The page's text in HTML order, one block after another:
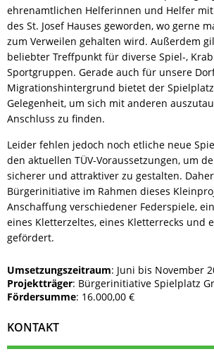
ehrenamtlichen Helferinnen und Helfer
des St. Josef Hauses geworden, wo gerne
zum Verweilen gehalten wird. Außerdem
beliebter Treffpunkt für diverse Spiel-,
Sportgruppen. Gerade auch für unsere
Migrationshintergrund bietet der
Gelegenheit, um sich mit anderen
Anschluss zu finden.
Leider fehlen jedoch noch etliche neue
den aktuellen TÜV-Voraussetzungen, um
sicherer und attraktiver zu gestalten.
Bürgerinitiative im Rahmen dieses
Anschaffung verschiedener Federspiele,
eines Kletterzeltes, eines Kletterrecks und
gefördert.
Umsetzungszeitraum: Juni bis November
Projektträger: Bürgerinitiative Spielplatz
Fördersumme: 16.000,00 €
KONTAKT